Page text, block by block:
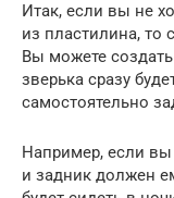
Итак, если вы не
из пластилина, то
Вы можете создать
зверька сразу
самостоятельно
Например, если вы
и задник должен